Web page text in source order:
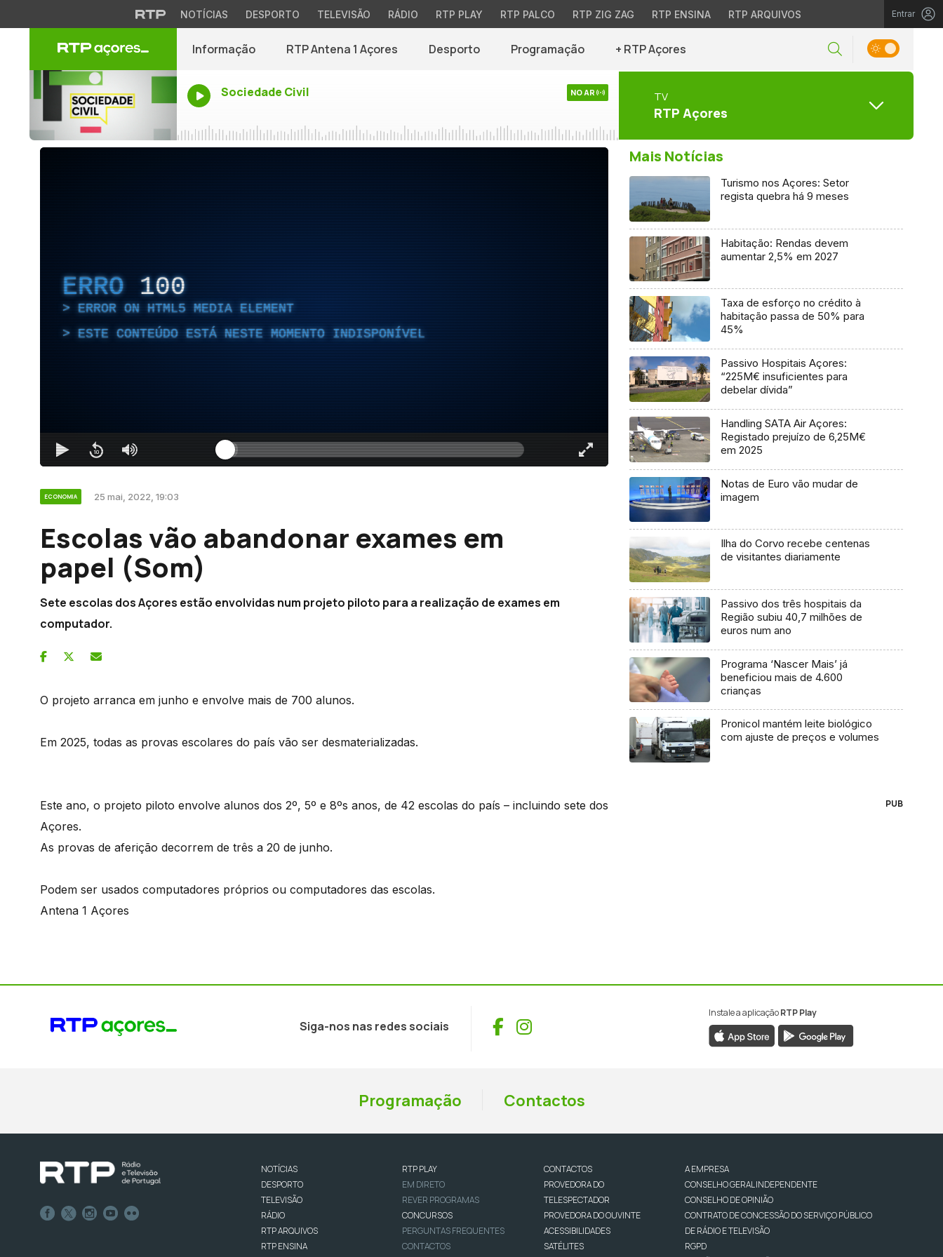
NOTÍCIAS DESPORTO TELEVISÃO RÁDIO RTP PLAY RTP PALCO RTP ZIG ZAG RTP ENSINA RTP ARQUIVOS Entrar
Informação RTP Antena 1 Açores Desporto Programação + RTP Açores
Sociedade Civil NO AR TV
RTP Açores
ERRO 100
ERROR ON HTML5 MEDIA ELEMENT
ESTE CONTEÚDO ESTÁ NESTE MOMENTO INDISPONÍVEL
ECONOMIA 25 mai, 2022, 19:03
Escolas vão abandonar exames em
papel (Som)
Sete escolas dos Açores estão envolvidas num projeto piloto para a realização de exames em
computador.
O projeto arranca em junho e envolve mais de 700 alunos.
Em 2025, todas as provas escolares do país vão ser desmaterializadas.
Este ano, o projeto piloto envolve alunos dos 2º, 5º e 8ºs anos, de 42 escolas do país – incluindo sete dos
Açores.
As provas de aferição decorrem de três a 20 de junho.
Podem ser usados computadores próprios ou computadores das escolas.
Antena 1 Açores
Mais Notícias
Turismo nos Açores: Setor
regista quebra há 9 meses
Habitação: Rendas devem
aumentar 2,5% em 2027
Taxa de esforço no crédito à
habitação passa de 50% para
45%
Passivo Hospitais Açores:
“225M€ insuficientes para
debelar dívida”
Handling SATA Air Açores:
Registado prejuízo de 6,25M€
em 2025
Notas de Euro vão mudar de
imagem
Ilha do Corvo recebe centenas
de visitantes diariamente
Passivo dos três hospitais da
Região subiu 40,7 milhões de
euros num ano
Programa ‘Nascer Mais’ já
beneficiou mais de 4.600
crianças
Pronicol mantém leite biológico
com ajuste de preços e volumes
PUB
Siga-nos nas redes sociais Facebook
Instagram
Instale a aplicaçãoRTP Play
Programação Contactos
NOTÍCIAS
DESPORTO
TELEVISÃO
RÁDIO
RTP ARQUIVOS
RTP ENSINA
RTP PLAY
EM DIRETO
REVER PROGRAMAS
CONCURSOS
PERGUNTAS FREQUENTES
CONTACTOS
CONTACTOS
PROVEDORA DO
TELESPECTADOR
PROVEDORA DO OUVINTE
ACESSIBILIDADES
SATÉLITES
A EMPRESA
CONSELHO GERAL INDEPENDENTE
CONSELHO DE OPINIÃO
CONTRATO DE CONCESSÃO DO SERVIÇO PÚBLICO
DE RÁDIO E TELEVISÃO
RGPD